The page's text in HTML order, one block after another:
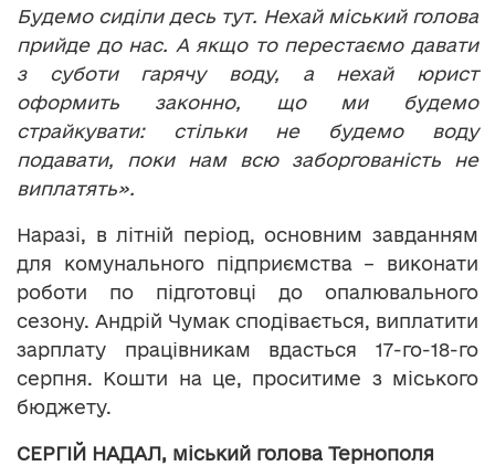
Будемо сиділи десь тут. Нехай міський голова
прийде до нас. А якщо то перестаємо давати
з суботи гарячу воду, а нехай юрист
оформить законно, що ми будемо
страйкувати: стільки не будемо воду
подавати, поки нам всю заборгованість не
виплатять».
Наразі, в літній період, основним завданням
для комунального підприємства – виконати
роботи по підготовці до опалювального
сезону. Андрій Чумак сподівається, виплатити
зарплату працівникам вдасться 17-го-18-го
серпня. Кошти на це, проситиме з міського
бюджету.
СЕРГІЙ НАДАЛ, міський голова Тернополя